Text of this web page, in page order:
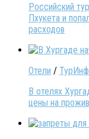
Российский
Пхукета и
расходов
Отели /
В отелях
цены на